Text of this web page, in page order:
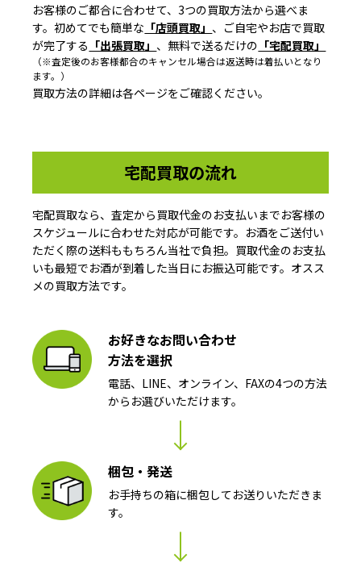
お客様のご都合に合わせて、3つの買取方法から選べま
す。初めてでも簡単な 「店頭買取」 、ご自宅やお店で買取
が完了する 「出張買取」 、無料で送るだけの 「宅配買取」
（※査定後のお客様都合のキャンセル場合は返送時は着払いとなり
ます。）
買取方法の詳細は各ページをご確認ください。
宅配買取の流れ
宅配買取なら、査定から買取代金のお支払いまでお客様の
スケジュールに合わせた対応が可能です。お酒をご送付い
ただく際の送料ももちろん当社で負担。買取代金のお支払
いも最短でお酒が到着した当日にお振込可能です。オスス
メの買取方法です。
お好きなお問い合わせ
方法を選択
電話、LINE、オンライン、FAXの4つの方法
からお選びいただけます。
梱包・発送
お手持ちの箱に梱包してお送りいただきま
す。